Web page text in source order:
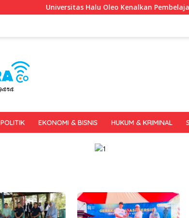
Universitas Halu Oleo Kenalkan Pembelajaran
POLITIK EKONOMI & BISNIS HUKUM & KRIMINAL